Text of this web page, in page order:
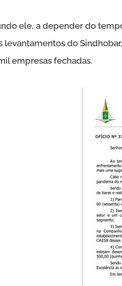
ele, a depender do
levantamentos do
empresas fechadas.